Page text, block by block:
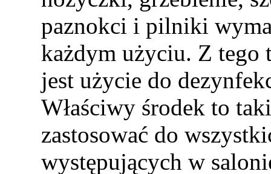
paznokci i pilniki
każdym użyciu. Z tego
jest użycie do
Właściwy środek to
zastosować do
występujących w